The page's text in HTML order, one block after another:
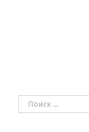
Результат
поиска: